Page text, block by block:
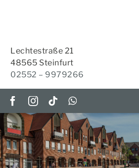
Lechtestraße 21
48565 Steinfurt
02552 – 9979266
ESCAPE-ROOMS
OUTDOOR-ESCAPE
Escape Room Altenberge